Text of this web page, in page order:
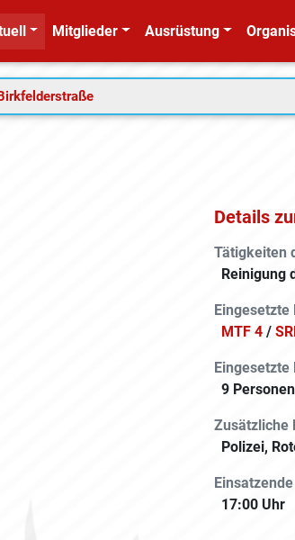
Mitglieder Ausrüstung
Details
Tätigkeiten
Reinigung
Eingesetzte
MTF 4 /
9 Personen
Zusätzliche
Polizei,
Einsatzende
17:00 Uhr